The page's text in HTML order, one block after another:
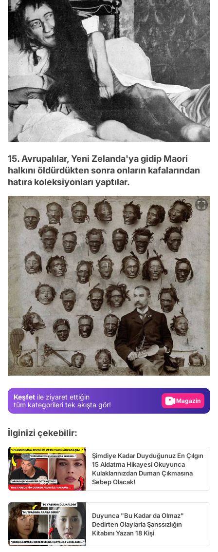
15. Avrupalılar, Yeni Zelanda'ya gidip Maori
halkını öldürdükten sonra onların kafalarından
hatıra koleksiyonları yaptılar.
Keşfet ile ziyaret ettiğin
tüm kategorileri tek akışta gör!
Video
Test
Gündem
Video
İlginizi çekebilir:
Şimdiye Kadar Duyduğunuz En Çılgın
15 Aldatma Hikayesi Okuyunca
Kulaklarınızdan Duman Çıkmasına
Sebep Olacak!
Duyunca "Bu Kadar da Olmaz"
Dedirten Olaylarla Şanssızlığın
Kitabını Yazan 18 Kişi